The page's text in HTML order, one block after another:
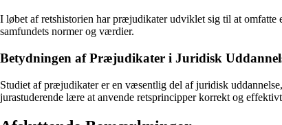
I løbet af retshistorien har præjudikater udviklet sig til at omfatte
samfundets normer og værdier.
Betydningen af Præjudikater i Juridisk
Studiet af præjudikater er en væsentlig del af juridisk
jurastuderende lære at anvende retsprincipper korrekt og